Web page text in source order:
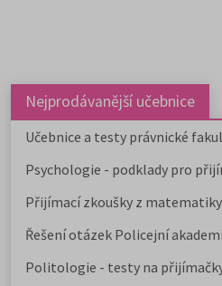
Nejprodávanější učebnice
Učebnice a testy právnické
Psychologie - podklady pro
Přijímací zkoušky z matematiky
Řešení otázek Policejní
Politologie - testy na